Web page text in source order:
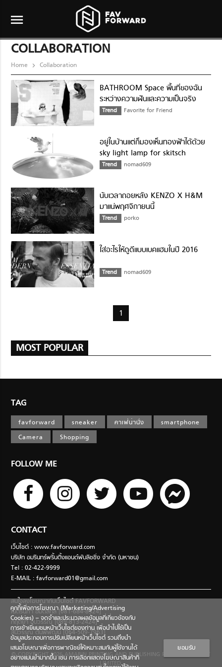
menu
COLLABORATION
Home Collaboration
BATHROOM Space พื้นที่ของฉัน
ระหว่างความฝันและความเป็นจริง
Trend Favorite for Friend
อยู่ในบ้านแต่ก็มองเห็นทองฟ้าได้ด้วย
sky light lamp for skitsch
Trend nomad609
นับเวลาถอยหลัง KENZO X H&M
มาแน่พฤศจิกายนนี้
Trend porko
ใส่อะไรให้ดูดีแบบเบคแฮมในปี 2016
Trend nomad609
1
MOST POPULAR
TAG
favforward sneaker คาเฟ่น่านั่ง
smartphone
Camera
Shopping
FOLLOW ME
CONTACT
เว็บไซต์ : www.favforward.com
บริษัท อมรินทร์พริ้นติ้งแอนด์พับลิชชิ่ง จำกัด (มหาชน)
Tel : 02-422-9999
E-MAIL :favforward01@gmail.com
สนใจลงโฆษณากับเว็บไซต์ FAVFORWARD
เนตรนภา อมตสกุล [081-684-8324]
กฤตยา อุปวรรณ [089-813-2424]
สินีวรรณ ตันพิพัฒน์ [064-509-7963]
© COPYRIGHT 2026 AMARIN PRINTING AND PUBLISHING PUBLIC COMPANY
LIMITED.
คุกกี้เพื่อการโฆษณา (Marketing/Advertising
Cookies) – จดจำและประมวลผลข้อมูลที่เกี่ยวข้องกับ
การเข้าเยี่ยมชมหน้าเว็บไซต์ของท่าน เพื่อนำไปใช้เป็น
ข้อมูลประกอบการปรับเปลี่ยนหน้าเว็บไซต์ รวมถึงนำ
เสนอโฆษณาเพื่อการพาณิชย์ให้เหมาะสมกับผู้ใช้งานได้
อย่างแม่นยำมากขึ้น เช่น การเลือกแสดงโฆษณาสินค้าที่
ยอมรับ